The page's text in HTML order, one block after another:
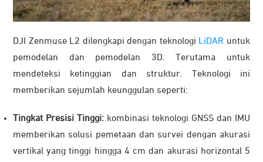
DJI Zenmuse L2 dilengkapi dengan teknologi LiDAR untuk
pemodelan dan pemodelan 3D. Terutama untuk
mendeteksi ketinggian dan struktur. Teknologi ini
memberikan sejumlah keunggulan seperti:
Tingkat Presisi Tinggi: kombinasi teknologi GNSS dan IMU
memberikan solusi pemetaan dan survei dengan akurasi
vertikal yang tinggi hingga 4 cm dan akurasi horizontal 5